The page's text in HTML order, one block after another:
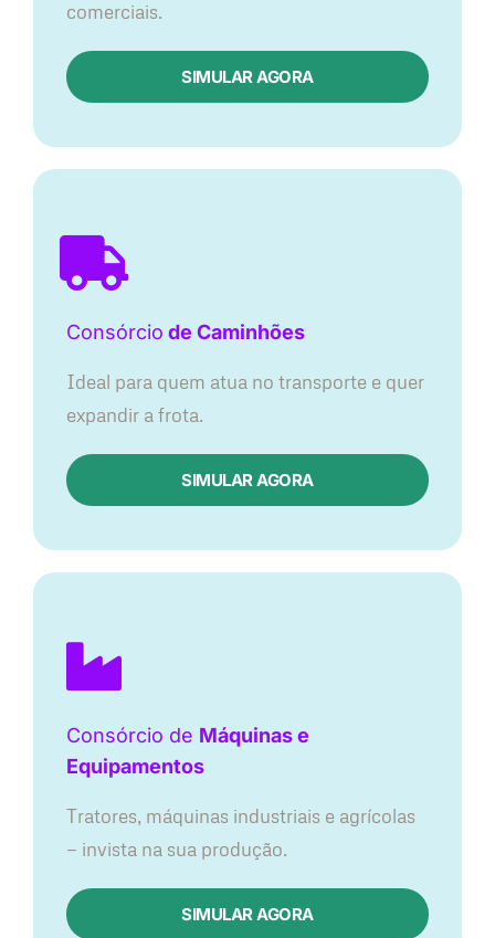
comerciais.
SIMULAR AGORA
Consórcio de Caminhões
Ideal para quem atua no transporte e quer
expandir a frota.
SIMULAR AGORA
Consórcio de Máquinas e
Equipamentos
Tratores, máquinas industriais e agrícolas
— invista na sua produção.
SIMULAR AGORA